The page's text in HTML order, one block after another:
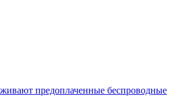
предоплаченные беспроводные